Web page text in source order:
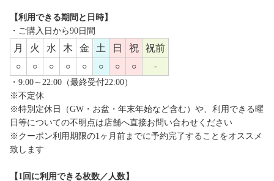
【利用できる期間と日時】
・ご購入日から90日間
月 火 水 木 金 土 日 祝 祝前
○ ○ ○ ○ ○ ○ ○ ○
-
・9:00～22:00（最終受付22:00）
※不定休
※特別定休日（GW・お盆・年末年始など含む）や、利用できる曜
日等についての不明点は店舗へ直接お問い合わせください
※クーポン利用期限の1ヶ月前までに予約完了することをオススメ
致します
【1回に利用できる枚数／人数】